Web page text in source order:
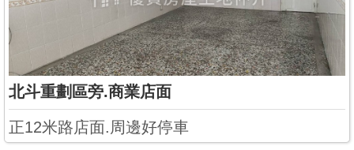
北斗重劃區旁.商業店面
正12米路店面.周邊好停車